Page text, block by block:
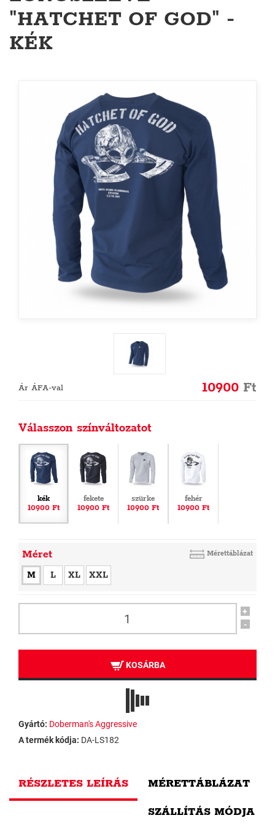
"HATCHET OF GOD" -
KÉK
Ár ÁFA-val 10900 Ft
Válasszon színváltozatot
kék
10900 Ft
fekete
10900 Ft
szürke
10900 Ft
fehér
10900 Ft
Méret Mérettáblázat
M L XL XXL
+
-
KOSÁRBA
Gyártó: Doberman's Aggressive
A termék kódja: DA-LS182
RÉSZLETES LEÍRÁS MÉRETTÁBLÁZAT
SZÁLLÍTÁS MÓDJA